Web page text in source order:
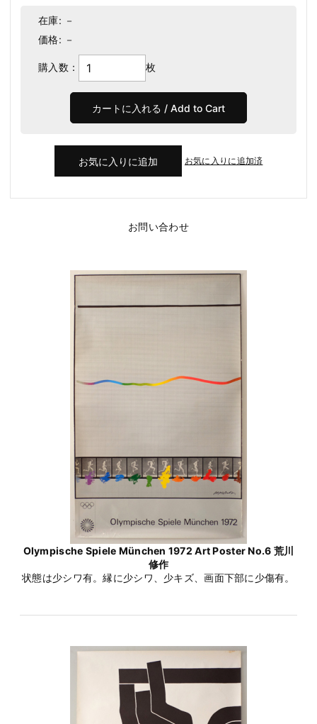
在庫: －
価格: －
購入数： 枚
お気に入りに追加済
お問い合わせ
Olympische Spiele München 1972 Art Poster No.6 荒川
修作
状態は少シワ有。縁に少シワ、少キズ、画面下部に少傷有。